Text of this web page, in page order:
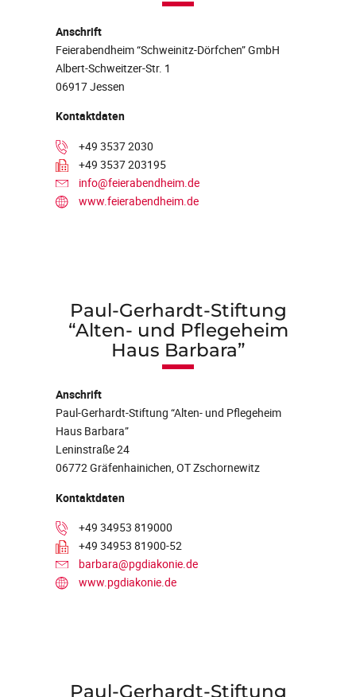
Anschrift
Feierabendheim “Schweinitz-Dörfchen” GmbH
Albert-Schweitzer-Str. 1
06917 Jessen
Kontaktdaten
+49 3537 2030
+49 3537 203195
info@feierabendheim.de
www.feierabendheim.de
Paul-Gerhardt-Stiftung
“Alten- und Pflegeheim
Haus Barbara”
Anschrift
Paul-Gerhardt-Stiftung “Alten- und Pflegeheim
Haus Barbara”
Leninstraße 24
06772 Gräfenhainichen, OT Zschornewitz
Kontaktdaten
+49 34953 819000
+49 34953 81900-52
barbara@pgdiakonie.de
www.pgdiakonie.de
Paul-Gerhardt-Stiftung